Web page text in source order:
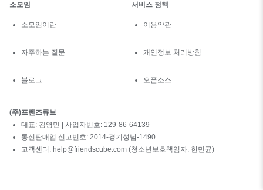
소모임
소모임이란
자주하는 질문
블로그
서비스 정책
이용약관
개인정보 처리방침
오픈소스
(주)프렌즈큐브
대표: 김영민 | 사업자번호: 129-86-64139
통신판매업 신고번호: 2014-경기성남-1490
고객센터: help@friendscube.com (청소년보호책임자: 한민균)